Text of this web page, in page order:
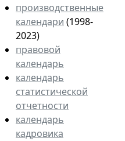
производственные
календари (1998-
2023)
правовой
календарь
календарь
статистической
отчетности
календарь
кадровика